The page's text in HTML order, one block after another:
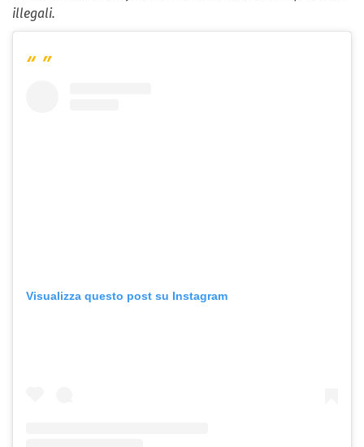
illegali.
Visualizza questo post su Instagram